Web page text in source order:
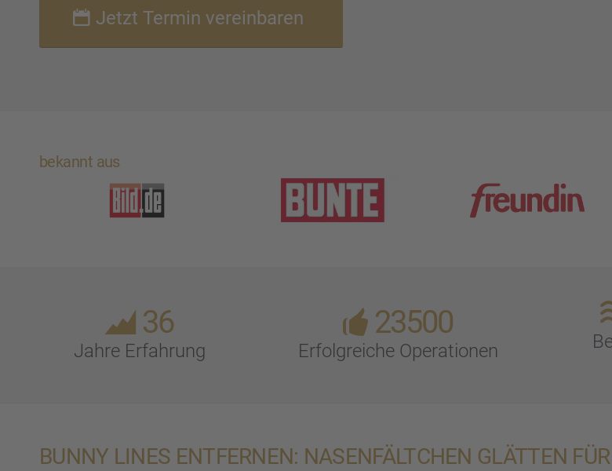
Jetzt Termin verein­ba­ren
bekannt aus
36
Jahre Erfah­rung
23500
Erfolg­rei­che Opera­tio­nen
BUNNY LINES ENTFER­NEN: NASEN­FÄLT­CHEN GLÄTTEN